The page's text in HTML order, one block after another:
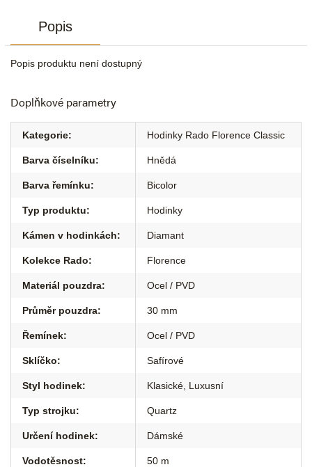
Popis
Popis produktu není dostupný
Doplňkové parametry
Kategorie: Hodinky Rado Florence Classic
Barva číselníku: Hnědá
Barva řemínku: Bicolor
Typ produktu: Hodinky
Kámen v hodinkách: Diamant
Kolekce Rado: Florence
Materiál pouzdra: Ocel / PVD
Průměr pouzdra: 30 mm
Řemínek: Ocel / PVD
Sklíčko: Safírové
Styl hodinek: Klasické Luxusní
Typ strojku: Quartz
Určení hodinek: Dámské
Vodotěsnost: 50 m